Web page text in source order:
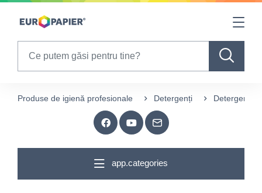
Table Of Content
Produse de igienă profesionale Detergenți Detergenți
app.categories